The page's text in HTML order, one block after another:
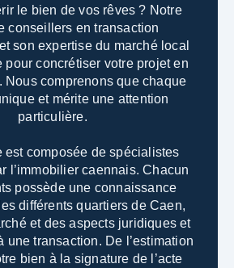
le bien de vos rêves ? Notre
conseillers en transaction
son expertise du marché local
pour concrétiser votre projet en
Nous comprenons que chaque
et mérite une attention
particulière.
est composée de spécialistes
l’immobilier caennais. Chacun
possède une connaissance
différents quartiers de Caen,
et des aspects juridiques et
une transaction. De l’estimation
bien à la signature de l’acte